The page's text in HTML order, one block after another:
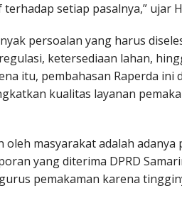
setiap pasalnya,” ujar
persoalan yang harus
ketersediaan lahan,
itu, pembahasan Raperda ini
kualitas layanan
masyarakat adalah adanya
yang diterima DPRD
pemakaman karena